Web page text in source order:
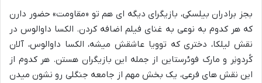
بجز برادران بیلسکی، بازیگرای دیگه ای هم تو «مقاومت» حضور دارن
که هر کدوم به نوعی به غنای فیلم اضافه کردن. الکسا داوالوس در
نقش لیلکا، دختری که توویا عاشقش میشه، الکسا داوالوس، آلان
کُردونِر و مارک فوئرستاین از جمله این بازیگران هستن. هر کدوم از
این نقش های فرعی، یک بخش مهم از جامعه جنگلی رو نشون میدن